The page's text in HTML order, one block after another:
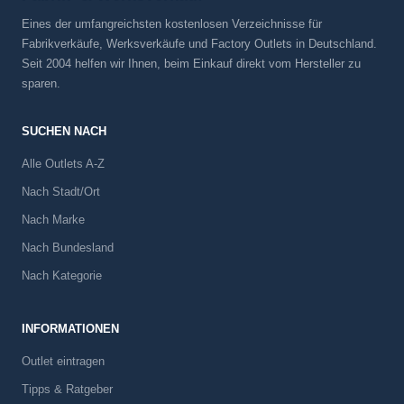
Eines der umfangreichsten kostenlosen Verzeichnisse für
Fabrikverkäufe, Werksverkäufe und Factory Outlets in Deutschland.
Seit 2004 helfen wir Ihnen, beim Einkauf direkt vom Hersteller zu
sparen.
SUCHEN NACH
Alle Outlets A-Z
Nach Stadt/Ort
Nach Marke
Nach Bundesland
Nach Kategorie
INFORMATIONEN
Outlet eintragen
Tipps & Ratgeber